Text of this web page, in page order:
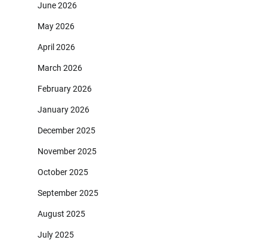
June 2026
May 2026
April 2026
March 2026
February 2026
January 2026
December 2025
November 2025
October 2025
September 2025
August 2025
July 2025